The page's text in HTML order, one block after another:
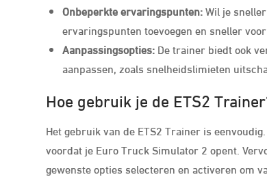
Onbeperkte ervaringspunten:Wil je
ervaringspunten toevoegen en sneller
Aanpassingsopties: De trainer biedt ook
aanpassen, zoals snelheidslimieten
Hoe gebruik je de ETS2
Het gebruik van de ETS2 Trainer is
voordat je Euro Truck Simulator 2 opent.
gewenste opties selecteren en activeren om